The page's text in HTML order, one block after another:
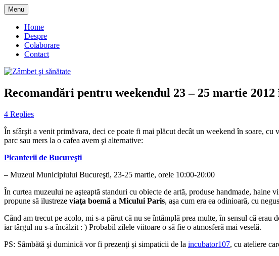
Skip
to
content
Zâmbet şi sănătate
Menu
Home
Despre
Colaborare
Contact
Recomandări pentru weekendul 23 – 25 martie
4 Replies
În sfârşit a venit primăvara, deci ce poate fi mai plăcut decât un weekend în soare, cu
parc sau mers la o cafea avem şi alternative:
Picanterii de Bucureşti
– Muzeul Municipiului Bucureşti, 23-25 martie, orele 10:00-20:00
În curtea muzeului ne aşteaptă standuri cu obiecte de artă, produse handmade,
propune să ilustreze viaţa boemă a Micului Paris, aşa cum era ea odinioară, cu
Când am trecut pe acolo, mi s-a părut că nu se întâmplă prea multe, în sensul că
iar târgul nu s-a încălzit : ) Probabil zilele viitoare o să fie o atmosferă mai veselă.
PS: Sâmbătă şi duminică vor fi prezenţi şi simpaticii de la incubator107, cu ateliere